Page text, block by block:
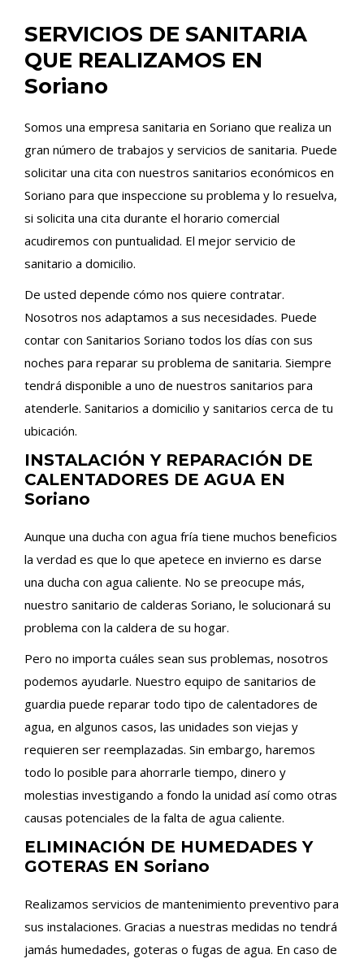
SERVICIOS DE SANITARIA
QUE REALIZAMOS EN
Soriano
Somos una empresa sanitaria en Soriano que realiza un
gran número de trabajos y servicios de sanitaria. Puede
solicitar una cita con nuestros sanitarios económicos en
Soriano para que inspeccione su problema y lo resuelva,
si solicita una cita durante el horario comercial
acudiremos con puntualidad. El mejor servicio de
sanitario a domicilio.
De usted depende cómo nos quiere contratar.
Nosotros nos adaptamos a sus necesidades. Puede
contar con Sanitarios Soriano todos los días con sus
noches para reparar su problema de sanitaria. Siempre
tendrá disponible a uno de nuestros sanitarios para
atenderle. Sanitarios a domicilio y sanitarios cerca de tu
ubicación.
INSTALACIÓN Y REPARACIÓN DE
CALENTADORES DE AGUA EN
Soriano
Aunque una ducha con agua fría tiene muchos beneficios
la verdad es que lo que apetece en invierno es darse
una ducha con agua caliente. No se preocupe más,
nuestro sanitario de calderas Soriano, le solucionará su
problema con la caldera de su hogar.
Pero no importa cuáles sean sus problemas, nosotros
podemos ayudarle. Nuestro equipo de sanitarios de
guardia puede reparar todo tipo de calentadores de
agua, en algunos casos, las unidades son viejas y
requieren ser reemplazadas. Sin embargo, haremos
todo lo posible para ahorrarle tiempo, dinero y
molestias investigando a fondo la unidad así como otras
causas potenciales de la falta de agua caliente.
ELIMINACIÓN DE HUMEDADES Y
GOTERAS EN Soriano
Realizamos servicios de mantenimiento preventivo para
sus instalaciones. Gracias a nuestras medidas no tendrá
jamás humedades, goteras o fugas de agua. En caso de